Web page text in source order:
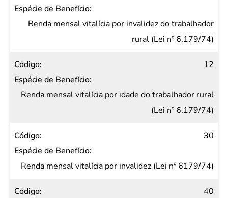
Renda mensal vitalícia por invalidez do trabalhador
rural (Lei nº 6.179/74)
12
Renda mensal vitalícia por idade do trabalhador rural
(Lei nº 6.179/74)
30
Renda mensal vitalícia por invalidez (Lei nº 6179/74)
40